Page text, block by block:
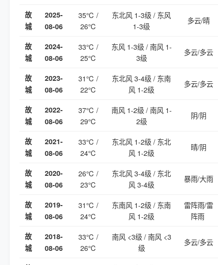
故
城
2025-
08-06
35℃ /
26℃
东北风 1-3级 / 东风
1-3级
多云/晴
故
城
2024-
08-06
33℃ /
25℃
东风 1-3级 / 南风 1-
3级
多云/多云
故
城
2023-
08-06
31℃ /
22℃
东北风 3-4级 / 东南
风 1-2级
多云/多云
故
城
2022-
08-06
37℃ /
29℃
南风 1-2级 / 南风 1-
2级
阴/阴
故
城
2021-
08-06
33℃ /
24℃
东北风 1-2级 / 东北
风 1-2级
晴/阴
故
城
2020-
08-06
26℃ /
23℃
东北风 3-4级 / 东北
风 3-4级
暴雨/大雨
故
城
2019-
08-06
31℃ /
24℃
东南风 1-2级 / 东南
风 1-2级
雷阵雨/雷
阵雨
故
城
2018-
08-06
33℃ /
26℃
南风 <3级 / 南风 <3
级
多云/多云